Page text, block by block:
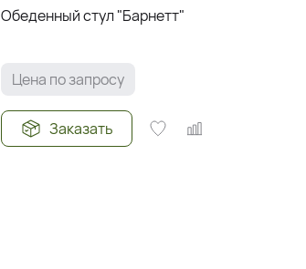
Обеденный стул "Барнетт"
Цена по запросу
Заказать